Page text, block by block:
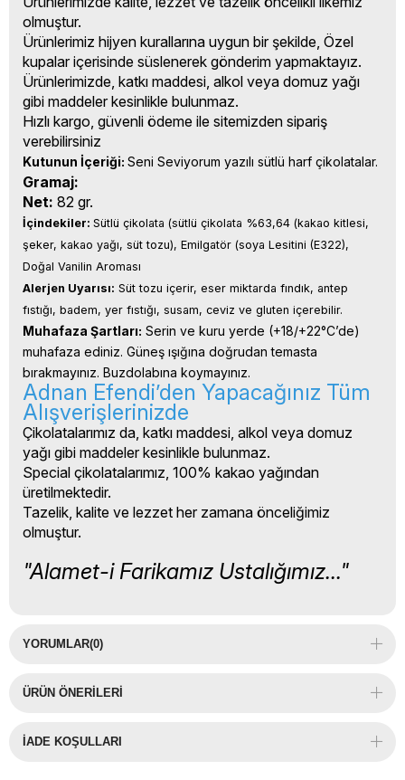
olmuştur.
Ürünlerimiz hijyen kurallarına uygun bir şekilde, Özel
kupalar içerisinde süslenerek gönderim yapmaktayız.
Ürünlerimizde, katkı maddesi, alkol veya domuz yağı
gibi maddeler kesinlikle bulunmaz.
Hızlı kargo, güvenli ödeme ile sitemizden sipariş
verebilirsiniz
Kutunun İçeriği: Seni Seviyorum yazılı sütlü harf çikolatalar.
Gramaj:
Net: 82 gr.
İçindekiler: Sütlü çikolata (sütlü çikolata %63,64 (kakao kitlesi,
şeker, kakao yağı, süt tozu), Emilgatör (soya Lesitini (E322),
Doğal Vanilin Aroması
Alerjen Uyarısı: Süt tozu içerir, eser miktarda fındık, antep
fıstığı, badem, yer fıstığı, susam, ceviz ve gluten içerebilir.
Muhafaza Şartları: Serin ve kuru yerde (+18/+22°C’de)
muhafaza ediniz. Güneş ışığına doğrudan temasta
bırakmayınız. Buzdolabına koymayınız.
Adnan Efendi’den Yapacağınız Tüm
Alışverişlerinizde
Çikolatalarımız da, katkı maddesi, alkol veya domuz
yağı gibi maddeler kesinlikle bulunmaz.
Special çikolatalarımız, 100% kakao yağından
üretilmektedir.
Tazelik, kalite ve lezzet her zamana önceliğimiz
olmuştur.
"Alamet-i Farikamız Ustalığımız..."
YORUMLAR(0)
ÜRÜN ÖNERILERI
İADE KOŞULLARI